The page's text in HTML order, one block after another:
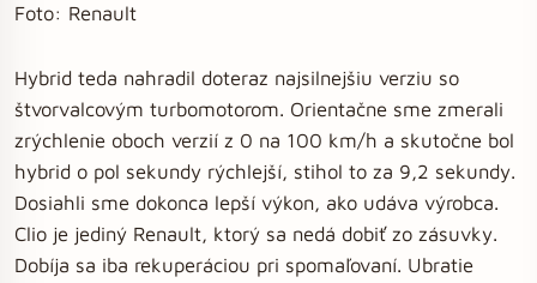
Foto: Renault
Hybrid teda nahradil doteraz najsilnejšiu verziu so
štvorvalcovým turbomotorom. Orientačne sme zmerali
zrýchlenie oboch verzií z 0 na 100 km/h a skutočne bol
hybrid o pol sekundy rýchlejší, stihol to za 9,2 sekundy.
Dosiahli sme dokonca lepší výkon, ako udáva výrobca.
Clio je jediný Renault, ktorý sa nedá dobiť zo zásuvky.
Dobíja sa iba rekuperáciou pri spomaľovaní. Ubratie